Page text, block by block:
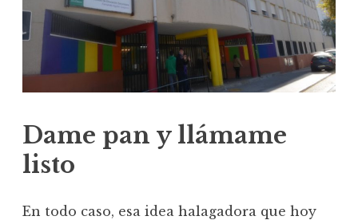
Dame pan y llámame
listo
En todo caso, esa idea halagadora que hoy